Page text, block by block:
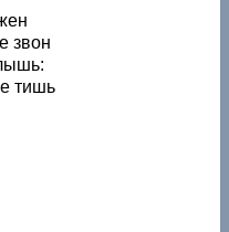
звон
тишь